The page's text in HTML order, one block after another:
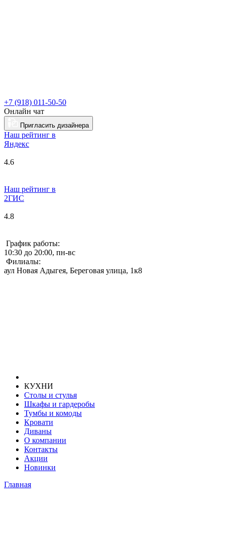
+7 (918) 011-50-50
Онлайн чат
Пригласить дизайнера
Наш рейтинг в
Яндекс
4.6
Наш рейтинг в
2ГИС
4.8
График работы:
10:30 до 20:00, пн-вс
Филиалы:
аул Новая Адыгея, Береговая улица, 1к8
КУХНИ
Столы и стулья
Шкафы и гардеробы
Тумбы и комоды
Кровати
Диваны
О компании
Контакты
Акции
Новинки
Главная